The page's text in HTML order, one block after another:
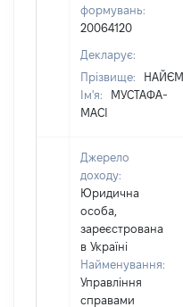
формувань:
20064120
Декларує:
Прізвище:
НАЙЄМ
Ім'я:
МУСТАФА-
МАСІ
Джерело
доходу:
Юридична
особа,
зареєстрована
в Україні
Найменування:
Управління
справами